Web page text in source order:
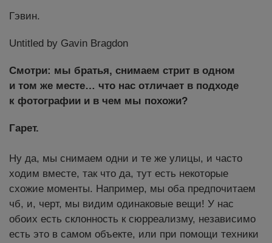
Гэвин.
Untitled by Gavin Bragdon
Смотри: мы братья, снимаем стрит в одном
и том же месте… что нас отличает в подходе
к фотографии и в чем мы похожи?
Гарет.
Ну да, мы снимаем одни и те же улицы, и часто
ходим вместе, так что да, тут есть некоторые
схожие моменты. Например, мы оба предпочитаем
чб, и, черт, мы видим одинаковые вещи! У нас
обоих есть склонность к сюрреализму, независимо
есть это в самом объекте, или при помощи техники